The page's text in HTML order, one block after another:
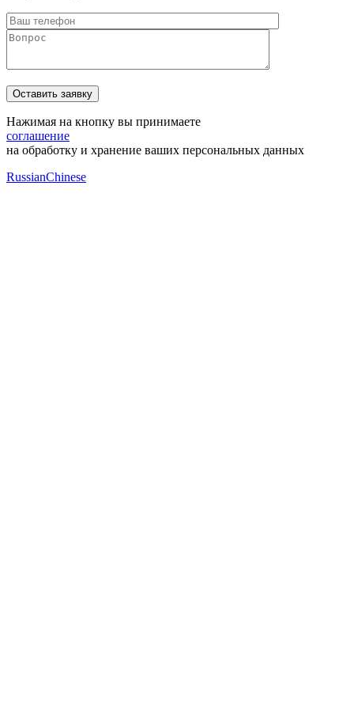
Нажимая на кнопку вы принимаете
соглашение
на обработку и хранение ваших персональных данных
RussianChinese